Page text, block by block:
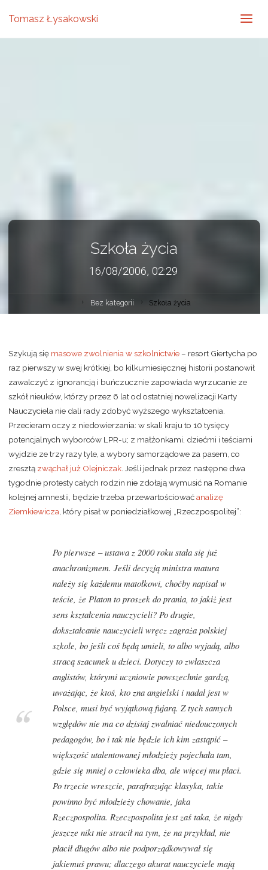
Tomasz Łysakowski
Szkoła życia
16/08/2006, 02:29
Bez kategorii Szkoła życia
Szykują się masowe zwolnienia w szkolnictwie– resort Giertycha po
raz pierwszy w swej krótkiej, bo kilkumiesięcznej historii postanowił
zawalczyć z ignorancją i buńczucznie zapowiada wyrzucanie ze
szkół nieuków, którzy przez 6 lat od ostatniej nowelizacji Karty
Nauczyciela nie dali rady zdobyć wyższego wykształcenia.
Przecieram oczy z niedowierzania: w skali kraju to 10 tysięcy
potencjalnych wyborców LPR-u; z małżonkami, dziećmi i teściami
wyjdzie ze trzy razy tyle, a wybory samorządowe za pasem, co
zresztą zwąchał już Olejniczak. Jeśli jednak przez następne dwa
tygodnie protesty całych rodzin nie zdołają wymusić na Romanie
kolejnej amnestii, będzie trzeba przewartościowaćanalizę
Ziemkiewicza , który pisał w poniedziałkowej „Rzeczpospolitej”:
Po pierwsze – ustawa z 2000 roku stała się już
anachronizmem. Jeśli decyzją ministra matura
należy się każdemu matołkowi, choćby napisał w
teście, że Platon to proszek do prania, to jakiż jest
sens kształcenia nauczycieli? Po drugie,
dokształcanie nauczycieli wręcz zagraża polskiej
szkole, bo jeśli coś będą umieli, to albo wyjadą, albo
stracą szacunek u dzieci. Dotyczy to zwłaszcza
anglistów, którymi uczniowie powszechnie gardzą,
uważając, że ktoś, kto zna angielski i nadal jest w
Polsce, musi być wyjątkową fujarą. Z tych samych
względów nie ma co dzisiaj zwalniać niedouczonych
pedagogów, bo i tak nie będzie ich kim zastąpić –
większość utalentowanej młodzieży pojechała tam,
gdzie się mniej o człowieka dba, ale więcej mu płaci.
Po trzecie wreszcie, parafrazując klasyka, takie
powinno być młodzieży chowanie, jaka
Rzeczpospolita. Rzeczpospolita jest zaś taka, że nigdy
jeszcze nikt nie stracił na tym, że na przykład, nie
płacił długów albo nie podporządkowywał się
jakiemuś prawu; dlaczego akurat nauczyciele mają